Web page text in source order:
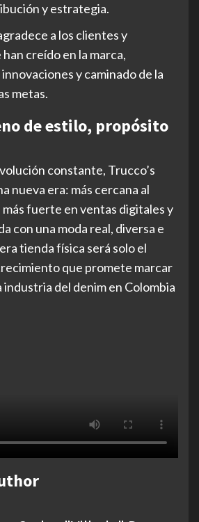
y estrategia.
a los clientes y
creído en la marca,
y caminado de la
metas.
de estilo, propósito
constante, Trucco’s
nueva era: más cercana al
fuerte en ventas digitales y
con una moda real, diversa e
tienda física será solo el
que promete marcar
industria del denim en Colombia